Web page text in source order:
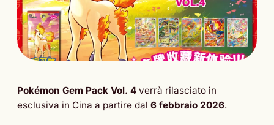
Pokémon Gem Pack Vol. 4 verrà rilasciato in
esclusiva in Cina a partire dal 6 febbraio 2026.